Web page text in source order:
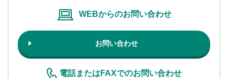
WEBからのお問い合わせ
お問い合わせ
電話またはFAXでのお問い合わせ